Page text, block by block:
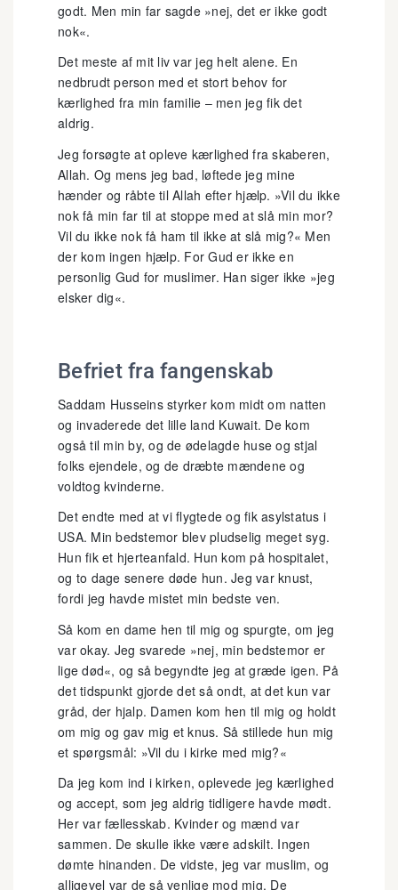
godt. Men min far sagde »nej, det er ikke godt
nok«.
Det meste af mit liv var jeg helt alene. En
nedbrudt person med et stort behov for
kærlighed fra min familie – men jeg fik det
aldrig.
Jeg forsøgte at opleve kærlighed fra skaberen,
Allah. Og mens jeg bad, løftede jeg mine
hænder og råbte til Allah efter hjælp. »Vil du ikke
nok få min far til at stoppe med at slå min mor?
Vil du ikke nok få ham til ikke at slå mig?« Men
der kom ingen hjælp. For Gud er ikke en
personlig Gud for muslimer. Han siger ikke »jeg
elsker dig«.
Befriet fra fangenskab
Saddam Husseins styrker kom midt om natten
og invaderede det lille land Kuwait. De kom
også til min by, og de ødelagde huse og stjal
folks ejendele, og de dræbte mændene og
voldtog kvinderne.
Det endte med at vi flygtede og fik asylstatus i
USA. Min bedstemor blev pludselig meget syg.
Hun fik et hjerteanfald. Hun kom på hospitalet,
og to dage senere døde hun. Jeg var knust,
fordi jeg havde mistet min bedste ven.
Så kom en dame hen til mig og spurgte, om jeg
var okay. Jeg svarede »nej, min bedstemor er
lige død«, og så begyndte jeg at græde igen. På
det tidspunkt gjorde det så ondt, at det kun var
gråd, der hjalp. Damen kom hen til mig og holdt
om mig og gav mig et knus. Så stillede hun mig
et spørgsmål: »Vil du i kirke med mig?«
Da jeg kom ind i kirken, oplevede jeg kærlighed
og accept, som jeg aldrig tidligere havde mødt.
Her var fællesskab. Kvinder og mænd var
sammen. De skulle ikke være adskilt. Ingen
dømte hinanden. De vidste, jeg var muslim, og
alligevel var de så venlige mod mig. De